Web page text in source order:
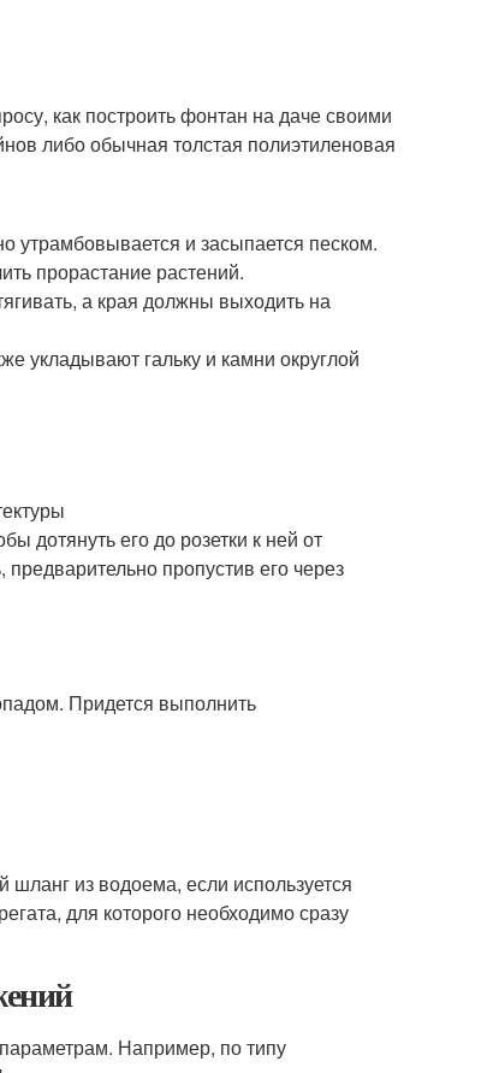
как построить фонтан на даче своими
либо обычная толстая полиэтиленовая
утрамбовывается и засыпается песком.
прорастание растений.
а края должны выходить на
укладывают гальку и камни округлой
дотянуть его до розетки к ней от
пропустив его через
Придется выполнить
из водоема, если используется
для которого необходимо сразу
Например, по типу